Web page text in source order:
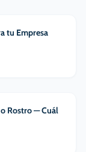
tu Empresa
Rostro — Cuál